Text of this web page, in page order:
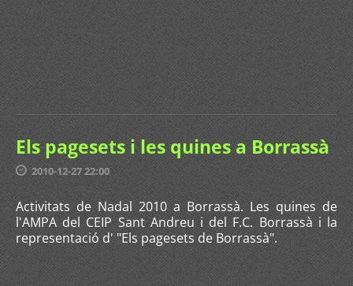
Els pagesets i les quines a Borrassà
2010-12-27 22:00
Activitats de Nadal 2010 a Borrassà. Les quines de
l'AMPA del CEIP Sant Andreu i del F.C. Borrassà i la
representació d' "Els pagesets de Borrassà".